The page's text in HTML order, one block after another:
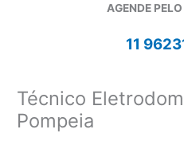
AGENDE
11
Técnico
Pompeia